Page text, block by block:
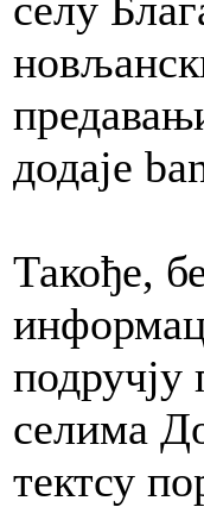
додаје
Такође,
подручју
селима
тектсу